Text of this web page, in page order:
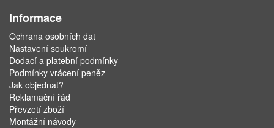
Informace
Ochrana osobních dat
Nastavení soukromí
Dodací a platební podmínky
Podmínky vrácení peněz
Jak objednat?
Reklamační řád
Převzetí zboží
Montážní návody